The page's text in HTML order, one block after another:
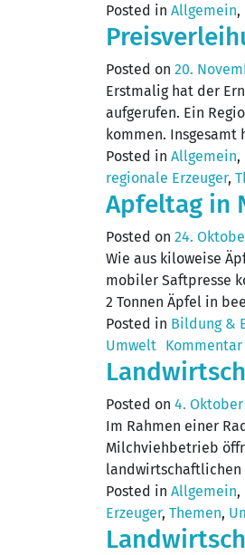
Posted in Allgemein,
Posted on 20.
Erstmalig hat der
aufgerufen. Ein
kommen. Insgesamt
Posted in Allgemein,
regionale Erzeuger,
Apfeltag in
Posted on 24.
Wie aus kiloweise
mobiler Saftpresse
2 Tonnen Äpfel in
Posted in Bildung &
Umwelt
Posted on 4. Oktober
Im Rahmen einer
Milchviehbetrieb
landwirtschaftlichen
Posted in Allgemein,
Erzeuger, Themen,